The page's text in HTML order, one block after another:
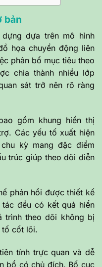
bản
dựa trên mô hình
họa chuyển động liên
phân bổ mục tiêu theo
chia thành nhiều lớp
sát trở nên rõ ràng
gồm khung hiển thị
Các yếu tố xuất hiện
kỳ mang đặc điểm
trúc giúp theo dõi diễn
phản hồi được thiết kế
đều có kết quả hiển
trình theo dõi không bị
tố cốt lõi.
tính trực quan và dễ
bổ có chủ đích. Bố cục